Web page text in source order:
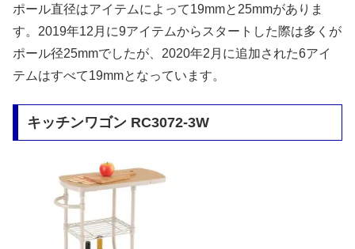
ポール直径はアイテムによって19mmと25mmがありま
す。2019年12月に9アイテムからスタートした際は多くが
ポール径25mmでしたが、2020年2月に追加された6アイ
テムはすべて19mmとなっています。
キッチンワゴン RC3072-3W